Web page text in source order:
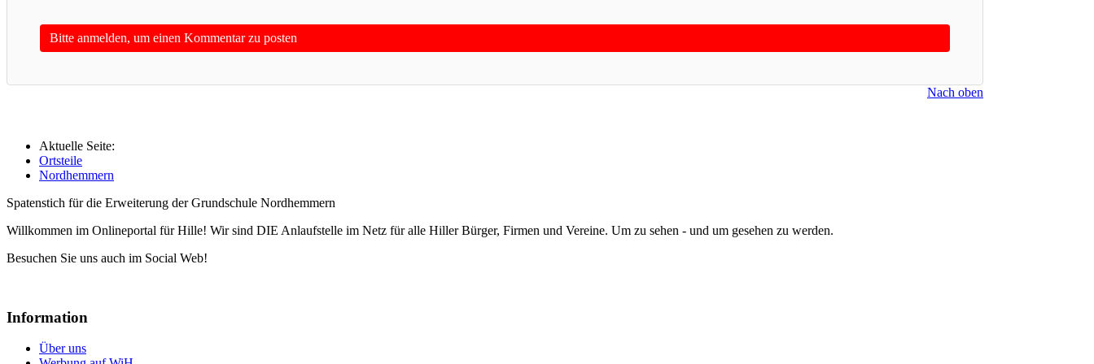
Bitte anmelden, um einen Kommentar zu posten
Nach oben
Aktuelle Seite:
Ortsteile
Nordhemmern
Spatenstich für die Erweiterung der Grundschule Nordhemmern
Willkommen im Onlineportal für Hille! Wir sind DIE Anlaufstelle im Netz für alle Hiller Bürger, Firmen und Vereine. Um zu sehen - und um gesehen zu werden.
Besuchen Sie uns auch im Social Web!
Information
Über uns